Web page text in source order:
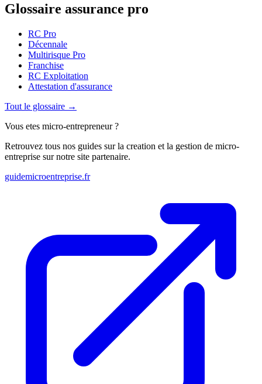
Glossaire assurance pro
RC Pro
Décennale
Multirisque Pro
Franchise
RC Exploitation
Attestation d'assurance
Tout le glossaire →
Vous etes micro-entrepreneur ?
Retrouvez tous nos guides sur la creation et la gestion de micro-
entreprise sur notre site partenaire.
guidemicroentreprise.fr